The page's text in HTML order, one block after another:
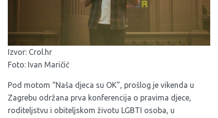
Izvor: Crol.hr
Foto: Ivan Maričić
Pod motom “Naša djeca su OK”, prošlog je vikenda u
Zagrebu održana prva konferencija o pravima djece,
roditeljstvu i obiteljskom životu LGBTI osoba, u